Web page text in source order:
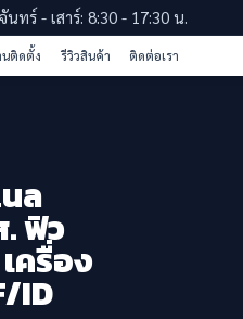
จันทร์ - เสาร์: 8:30 - 17:30 น.
นติดตั้ง รีวิวสินค้า ติดต่อเรา
ล
. ฟิว
ครื่อง
ID